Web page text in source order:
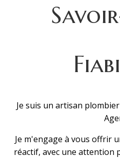
Je suis un artisan
Je m'engage à vous offrir
réactif, avec une attention